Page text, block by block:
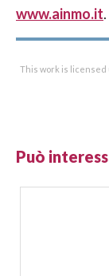
www.ainmo.it.
This work is licensed
Può